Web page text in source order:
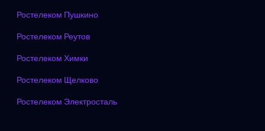
Ростелеком Пушкино
Ростелеком Реутов
Ростелеком Химки
Ростелеком Щелково
Ростелеком Электросталь